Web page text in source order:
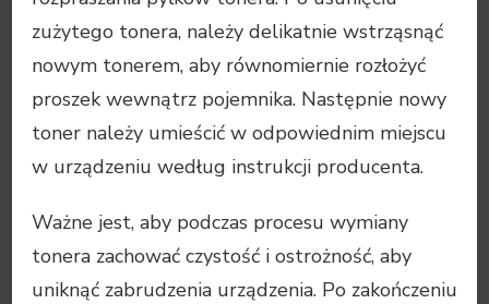
zużytego tonera, należy delikatnie wstrząsnąć
nowym tonerem, aby równomiernie rozłożyć
proszek wewnątrz pojemnika. Następnie nowy
toner należy umieścić w odpowiednim miejscu
w urządzeniu według instrukcji producenta.
Ważne jest, aby podczas procesu wymiany
tonera zachować czystość i ostrożność, aby
uniknąć zabrudzenia urządzenia. Po zakończeniu